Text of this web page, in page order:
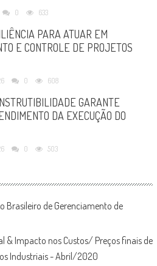
0 633
PARA ATUAR EM
E CONTROLE DE PROJETOS
0 608
GARANTE
DA EXECUÇÃO DO
0 503
Brasileiro de Gerenciamento de
& Impacto nos Custos/ Preços finais de
Industriais - Abril/2020